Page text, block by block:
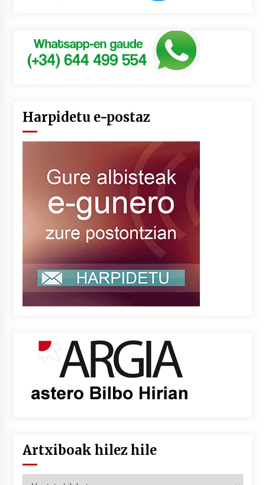
Harpidetu e-postaz
Artxiboak hilez hile